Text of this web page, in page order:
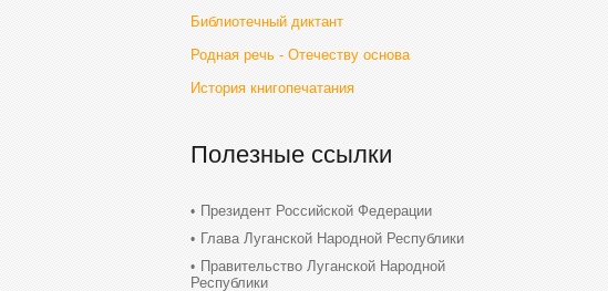
Библиотечный диктант
Родная речь - Отечеству основа
История книгопечатания
Полезные ссылки
Президент Российской Федерации
Глава Луганской Народной Республики
Правительство Луганской Народной
Республики